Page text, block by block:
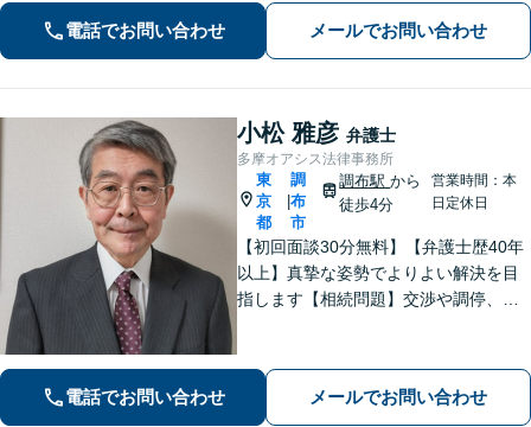
させていただきます。
電話でお問い合わせ メールでお問い合わせ
小松 雅彦 弁護士
多摩オアシス法律事務所
東
京
都
調
布
市
調布駅から
徒歩4分
営業時間：本
日定休日
【初回面談30分無料】【弁護士歴40年
以上】真摯な姿勢でよりよい解決を目
指します【相続問題】交渉や調停、裁
題】熟年離婚や離婚を検討中の方もお
気軽にご相談ください【調布駅4分】
電話でお問い合わせ メールでお問い合わせ